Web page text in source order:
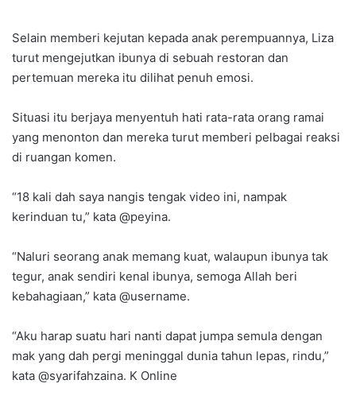
Selain memberi kejutan kepada anak perempuannya, Liza
turut mengejutkan ibunya di sebuah restoran dan
pertemuan mereka itu dilihat penuh emosi.
Situasi itu berjaya menyentuh hati rata-rata orang ramai
yang menonton dan mereka turut memberi pelbagai reaksi
di ruangan komen.
“18 kali dah saya nangis tengak video ini, nampak
kerinduan tu,” kata @peyina.
“Naluri seorang anak memang kuat, walaupun ibunya tak
tegur, anak sendiri kenal ibunya, semoga Allah beri
kebahagiaan,” kata @username.
“Aku harap suatu hari nanti dapat jumpa semula dengan
mak yang dah pergi meninggal dunia tahun lepas, rindu,”
kata @syarifahzaina. K Online